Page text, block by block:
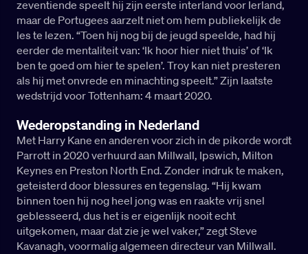
zeventiende speelt hij zijn eerste interland voor Ierland,
maar de Portugees aarzelt niet om hem publiekelijk de
les te lezen. “Toen hij nog bij de jeugd speelde, had hij
eerder de mentaliteit van: ‘Ik hoor hier niet thuis’ of ‘Ik
ben te goed om hier te spelen’. Troy kan niet presteren
als hij met onvrede en minachting speelt.” Zijn laatste
wedstrijd voor Tottenham: 4 maart 2020.
Wederopstanding in Nederland
Met Harry Kane en anderen voor zich in de pikorde wordt
Parrott in 2020 verhuurd aan Millwall, Ipswich, Milton
Keynes en Preston North End. Zonder indruk te maken,
geteisterd door blessures en tegenslag. “Hij kwam
binnen toen hij nog heel jong was en raakte vrij snel
geblesseerd, dus het is er eigenlijk nooit echt
uitgekomen, maar dat zie je wel vaker,” zegt Steve
Kavanagh, voormalig algemeen directeur van Millwall.